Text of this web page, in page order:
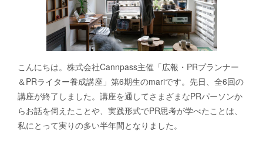
こんにちは。株式会社Cannpass主催「広報・PRプランナー
＆PRライター養成講座」第6期生のmariです。先日、全6回の
講座が終了しました。講座を通してさまざまなPRパーソンか
らお話を伺えたことや、実践形式でPR思考が学べたことは、
私にとって実りの多い半年間となりました。